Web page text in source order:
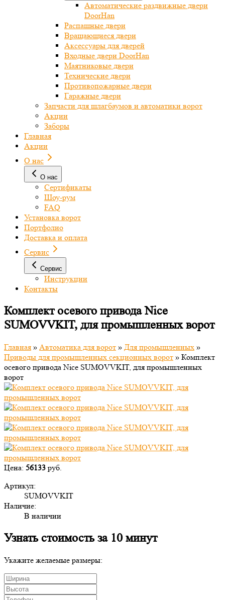
Автоматические раздвижные двери
DoorHan
Распашные двери
Вращающиеся двери
Аксессуары для дверей
Входные двери DoorHan
Маятниковые двери
Технические двери
Противопожарные двери
Гаражные двери
Запчасти для шлагбаумов и автоматики ворот
Акции
Заборы
Главная
Акции
О нас
О нас
Сертификаты
Шоу-рум
FAQ
Установка ворот
Портфолио
Доставка и оплата
Сервис
Сервис
Инструкции
Контакты
Комплект осевого привода Nice
SUMOVVKIT, для промышленных ворот
Главная » Автоматика для ворот » Для промышленных »
Приводы для промышленных секционных ворот » Комплект
осевого привода Nice SUMOVVKIT, для промышленных
ворот
Цена: 56133 руб.
Артикул:
SUMOVVKIT
Наличие:
В наличии
Узнать стоимость за 10 минут
Укажите желаемые размеры: